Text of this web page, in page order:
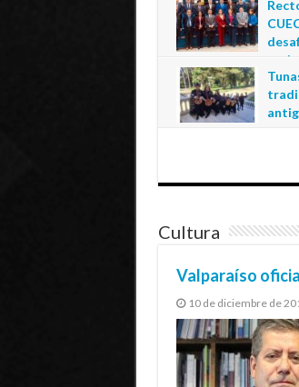
estatal en Tarapacá
20 de julio de 2026
Cultura
Valparaíso
10 de diciembre de